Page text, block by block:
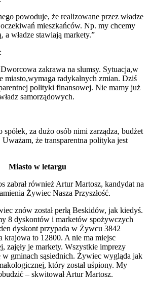
powoduje, że realizowane przez władze
mieszkańców. Np. my chcemy
a władze stawiają markety.”
zakrawa na slumsy. Sytuacja,w
miasto,wymaga radykalnych zmian. Dziś
polityki finansowej. Nie mamy już
samorządowych.
za dużo osób nimi zarządza, budżet
że transparentna polityka jest
Miasto w letargu
zabrał również Artur Martosz, kandydat na
Żywiec Nasza Przyszłość.
znów został perłą Beskidów, jak kiedyś.
8 dyskontów i marketów spożywczych
dyskont przypada w Żywcu 3842
krajowa to 12800. A nie ma miejsc
zajęły je markety. Wszystkie imprezy
w gminach sąsiednich. Żywiec wygląda jak
który został uśpiony. My
– skwitował Artur Martosz.